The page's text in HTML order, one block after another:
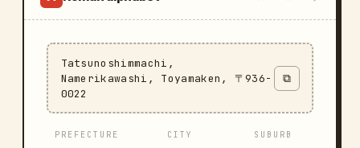
Tatsunoshimmachi,
Namerikawashi, Toyamaken, 〒936-
0022
⧉
PREFECTURE CITY SUBURB